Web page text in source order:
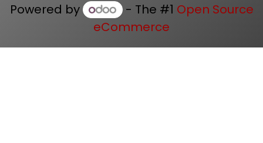
Powered by - The #1 Open Source
eCommerce